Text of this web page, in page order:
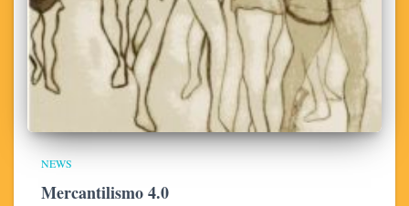
NEWS
Mercantilismo 4.0